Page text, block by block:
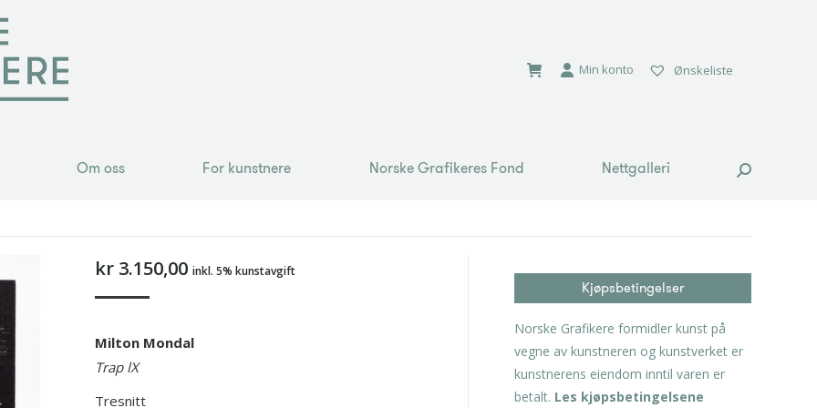
Min konto Ønskeliste
Om oss For kunstnere Norske Grafikeres Fond Nettgalleri Search:
kr3.150,00 inkl. 5% kunstavgift
Milton Mondal
Trap lX
Tresnitt
Kjøpsbetingelser
Norske Grafikere formidler kunst på
vegne av kunstneren og kunstverket er
kunstnerens eiendom inntil varen er
betalt. Les kjøpsbetingelsene